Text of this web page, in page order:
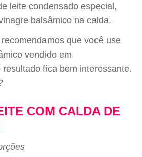
leite condensado especial,
balsâmico na calda.
que você use
vendido em
fica bem interessante.
COM CALDA DE